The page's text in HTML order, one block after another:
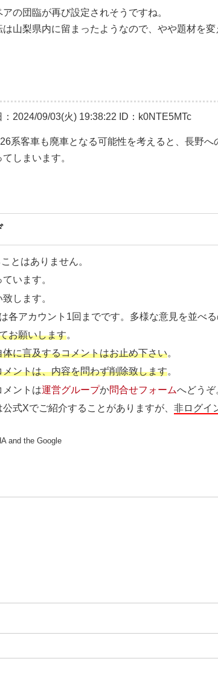
の団臨が再び設定されそうですね。
山梨県内に留まったようなので、やや題材を
：2024/09/03(火) 19:38:22 ID：k0NTE5MTc
系客車も廃車となる可能性を考えると、長野へ
しまいます。
とはありません。
います。
します。
各アカウント1回までです。多様な意見を並べる
お願いします。
に言及するコメントはお止め下さい。
ントは、内容を問わず削除致します。
メントは運営グループか問合せフォームへどうぞ
式Xでご紹介することがありますが、非ログイ
and the Google